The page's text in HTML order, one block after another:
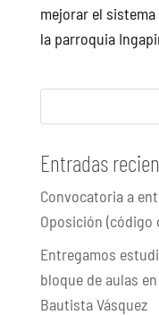
mejorar el
la parroquia
Entradas
Convocatoria a
Oposición (código
Entregamos
bloque de aulas
Bautista Vásquez